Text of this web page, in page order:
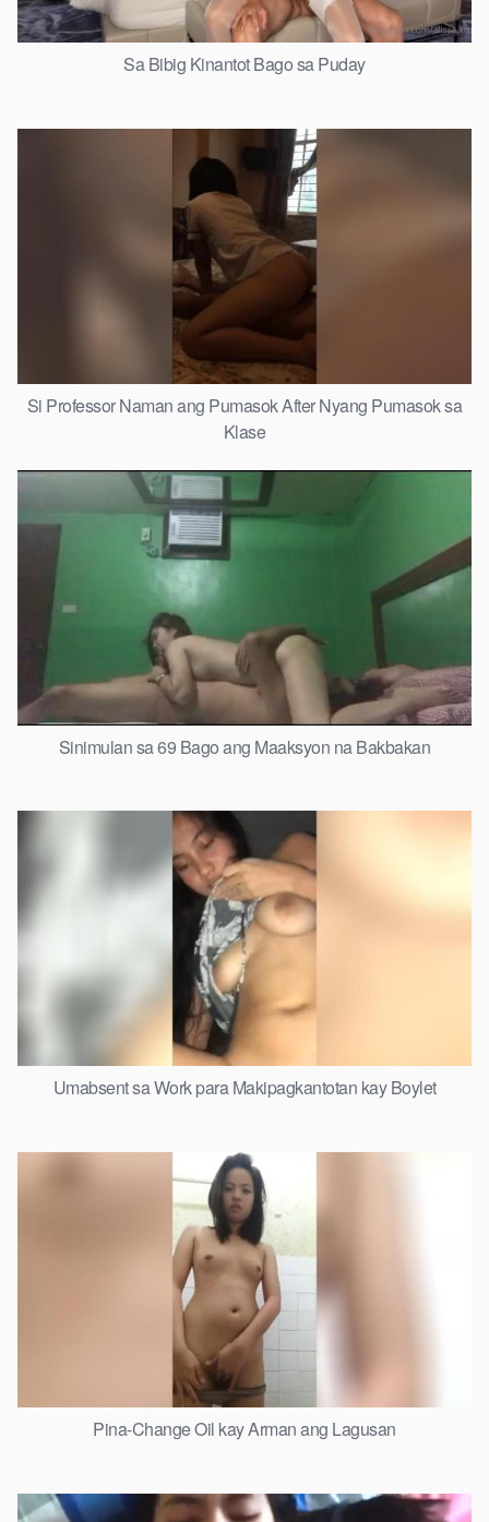
Sa Bibig Kinantot Bago sa Puday
Si Professor Naman ang Pumasok After Nyang Pumasok sa
Klase
Sinimulan sa 69 Bago ang Maaksyon na Bakbakan
Umabsent sa Work para Makipagkantotan kay Boylet
Pina-Change Oil kay Arman ang Lagusan